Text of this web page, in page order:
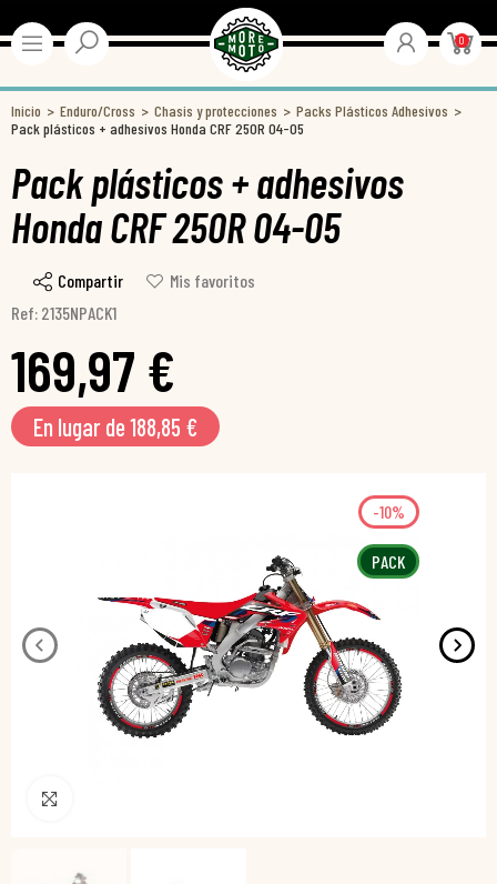
0
Inicio Enduro/Cross Chasis y protecciones
Packs Plásticos Adhesivos
Pack plásticos + adhesivos Honda CRF 250R 04-05
Pack plásticos + adhesivos
Honda CRF 250R 04-05
Compartir
Mis favoritos
Ref: 2135NPACK1
169,97 €
En lugar de 188,85 €
PACK
-10%